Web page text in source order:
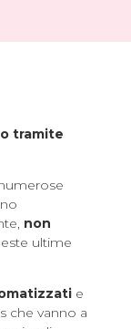
tramite
non
ultime
e
che vanno a